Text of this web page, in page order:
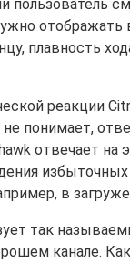
пользователь
отображать
плавность
реакции
понимает,
отвечает на
в
так
канале.